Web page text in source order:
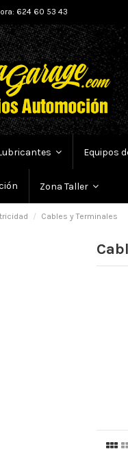
624 60 53 43
Equipos
Zona Taller
Cables y Terminales